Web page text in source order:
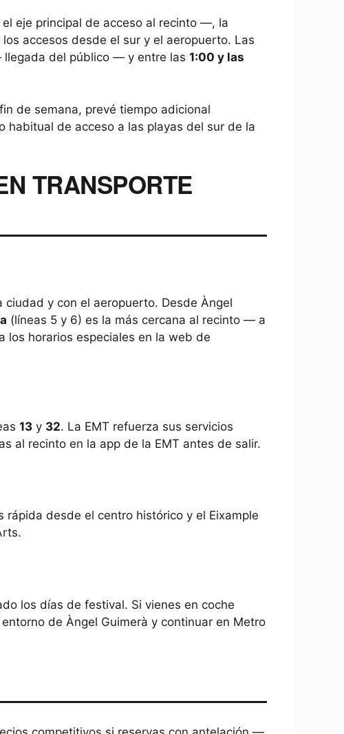
eje principal de acceso al recinto —, la
los accesos desde el sur y el aeropuerto. Las
del público — y entre las 1:00 y las
de semana, prevé tiempo adicional
habitual de acceso a las playas del sur de la
TRANSPORTE
y con el aeropuerto. Desde Àngel
(líneas 5 y 6) es la más cercana al recinto — a
los horarios especiales en la web de
13 y 32. La EMT refuerza sus servicios
al recinto en la app de la EMT antes de salir.
desde el centro histórico y el Eixample
los días de festival. Si vienes en coche
de Àngel Guimerà y continuar en Metro